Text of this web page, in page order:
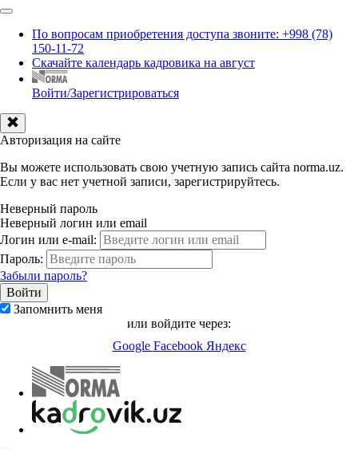
По вопросам приобретения доступа звоните: +998 (78)
150-11-72
Скачайте календарь кадровика на август
Войти/Зарегистрироваться
Авторизация на сайте
Вы можете использовать свою учетную запись сайта norma.uz.
Если у вас нет учетной записи, зарегистрируйтесь.
Неверный пароль
Неверный логин или email
Логин или e-mail:
Пароль:
Забыли пароль?
Запомнить меня
или войдите через:
Google Facebook Яндекс